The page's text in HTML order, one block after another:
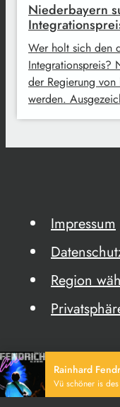
Niederbayern
Wer holt sich den
Integrationspreis?
der Regierung
werden.
Impressum
Region
Rainhard
Vü schöner is